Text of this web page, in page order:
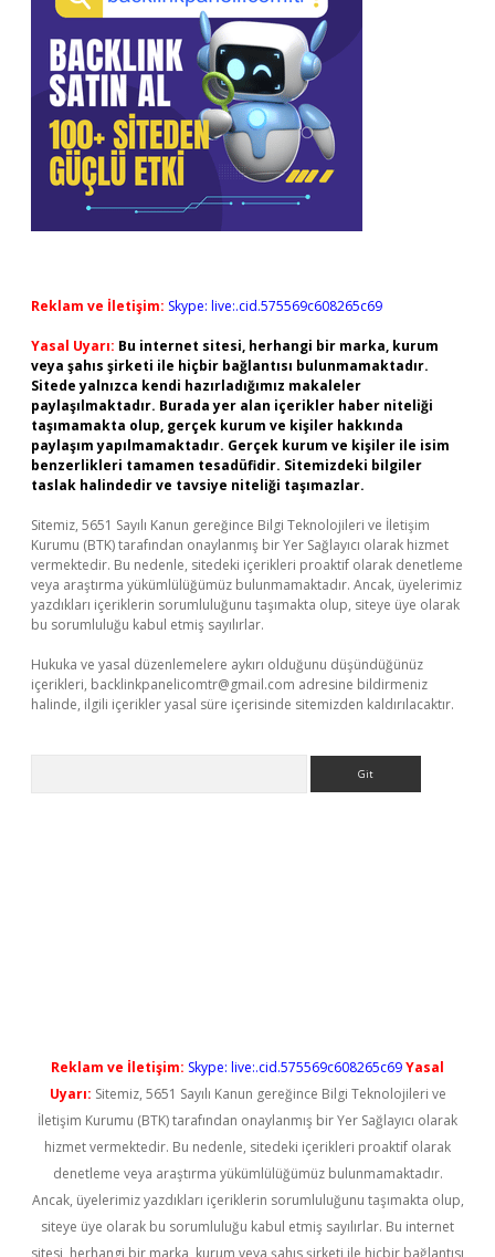
Reklam ve İletişim: Skype: live:.cid.575569c608265c69
Yasal Uyarı: Bu internet sitesi, herhangi bir marka, kurum
veya şahıs şirketi ile hiçbir bağlantısı bulunmamaktadır.
Sitede yalnızca kendi hazırladığımız makaleler
paylaşılmaktadır. Burada yer alan içerikler haber niteliği
taşımamakta olup, gerçek kurum ve kişiler hakkında
paylaşım yapılmamaktadır. Gerçek kurum ve kişiler ile isim
benzerlikleri tamamen tesadüfidir. Sitemizdeki bilgiler
taslak halindedir ve tavsiye niteliği taşımazlar.
Sitemiz, 5651 Sayılı Kanun gereğince Bilgi Teknolojileri ve İletişim
Kurumu (BTK) tarafından onaylanmış bir Yer Sağlayıcı olarak hizmet
vermektedir. Bu nedenle, sitedeki içerikleri proaktif olarak denetleme
veya araştırma yükümlülüğümüz bulunmamaktadır. Ancak, üyelerimiz
yazdıkları içeriklerin sorumluluğunu taşımakta olup, siteye üye olarak
bu sorumluluğu kabul etmiş sayılırlar.
Hukuka ve yasal düzenlemelere aykırı olduğunu düşündüğünüz
içerikleri, backlinkpanelicomtr@gmail.com adresine bildirmeniz
halinde, ilgili içerikler yasal süre içerisinde sitemizden kaldırılacaktır.
Reklam ve İletişim: Skype: live:.cid.575569c608265c69Yasal
Uyarı: Sitemiz, 5651 Sayılı Kanun gereğince Bilgi Teknolojileri ve
İletişim Kurumu (BTK) tarafından onaylanmış bir Yer Sağlayıcı olarak
hizmet vermektedir. Bu nedenle, sitedeki içerikleri proaktif olarak
denetleme veya araştırma yükümlülüğümüz bulunmamaktadır.
Ancak, üyelerimiz yazdıkları içeriklerin sorumluluğunu taşımakta olup,
siteye üye olarak bu sorumluluğu kabul etmiş sayılırlar. Bu internet
sitesi, herhangi bir marka, kurum veya şahıs şirketi ile hiçbir bağlantısı